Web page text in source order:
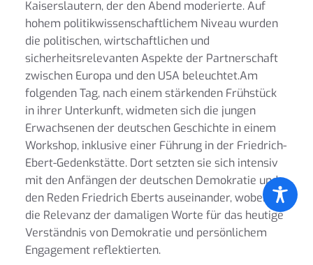
Kaiserslautern, der den Abend moderierte. Auf
hohem politikwissenschaftlichem Niveau wurden
die politischen, wirtschaftlichen und
sicherheitsrelevanten Aspekte der Partnerschaft
zwischen Europa und den USA beleuchtet.Am
folgenden Tag, nach einem stärkenden Frühstück
in ihrer Unterkunft, widmeten sich die jungen
Erwachsenen der deutschen Geschichte in einem
Workshop, inklusive einer Führung in der Friedrich-
Ebert-Gedenkstätte. Dort setzten sie sich intensiv
mit den Anfängen der deutschen Demokratie und
den Reden Friedrich Eberts auseinander, wobei sie
die Relevanz der damaligen Worte für das heutige
Verständnis von Demokratie und persönlichem
Engagement reflektierten.